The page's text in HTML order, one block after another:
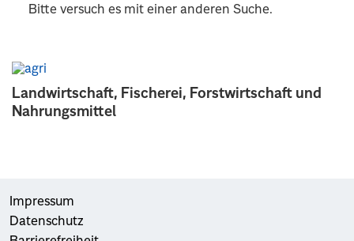
Landwirtschaft, Fischerei, Forstwirtschaft und
Nahrungsmittel
Bitte versuch es mit einer anderen Suche.
Impressum
Datenschutz